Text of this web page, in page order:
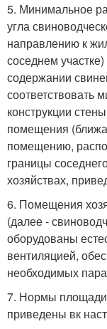
5. Минимальное
угла
направлению к
соседнем
содержании
соответствовать
конструкции
помещения
помещению,
границы
хозяйствах,
6. Помещения
(далее -
оборудованы
вентиляцией,
необходимых
7. Нормы площади
приведены вк